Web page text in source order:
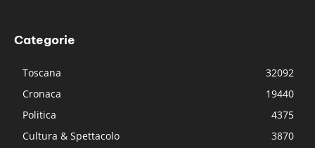
Categorie
Toscana
32092
Cronaca
19440
Politica
4375
Cultura & Spettacolo
3870